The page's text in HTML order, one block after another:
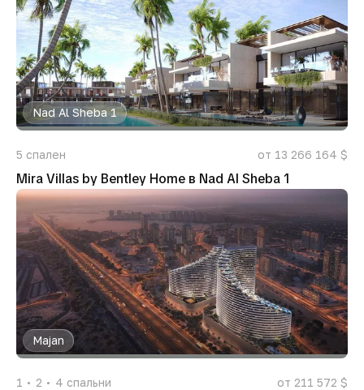
Nad Al Sheba 1
5 спален от 13 266 164 $
Mira Villas by Bentley Home в Nad Al Sheba 1
Majan
1 2 4 спальни от 211 572 $